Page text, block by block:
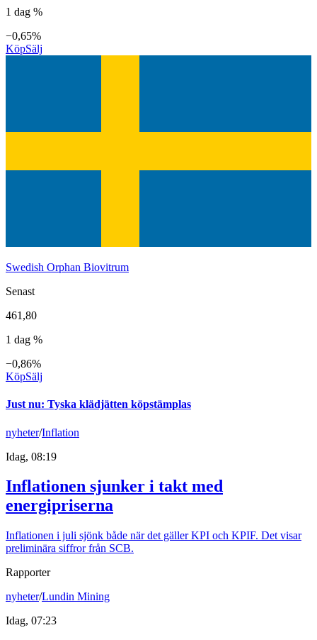
1 dag %
−0,65%
KöpSälj
Swedish Orphan Biovitrum
Senast
461,80
1 dag %
−0,86%
KöpSälj
Just nu: Tyska klädjätten köpstämplas
nyheter/Inflation
Idag, 08:19
Inflationen sjunker i takt med
energipriserna
Inflationen i juli sjönk både när det gäller KPI och KPIF. Det visar
preliminära siffror från SCB.
Rapporter
nyheter/Lundin Mining
Idag, 07:23